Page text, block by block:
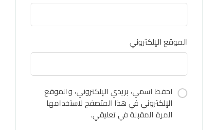
الموقع الإلكتروني
احفظ اسمي، بريدي الإلكتروني، والموقع
الإلكتروني في هذا المتصفح لاستخدامها
المرة المقبلة في تعليقي.